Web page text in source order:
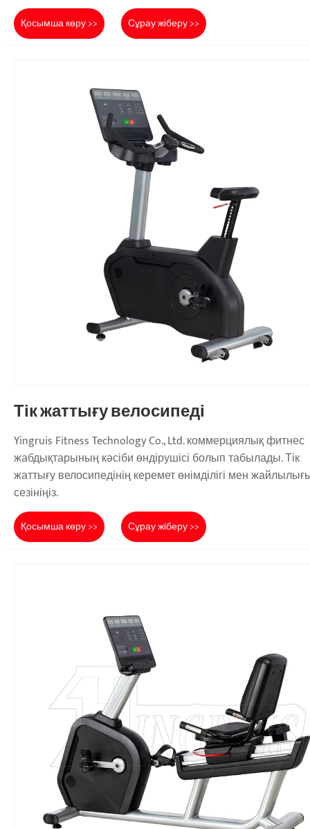
Қосымша көру >> Сұрау жіберу >>
Тік жаттығу велосипеді
Yingruis Fitness Technology Co., Ltd. коммерциялық фитнес
жабдықтарының кәсіби өндірушісі болып табылады. Тік
жаттығу велосипедінің керемет өнімділігі мен
сезініңіз.
Қосымша көру >> Сұрау жіберу >>